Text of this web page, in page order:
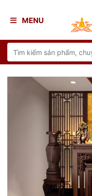
MENU